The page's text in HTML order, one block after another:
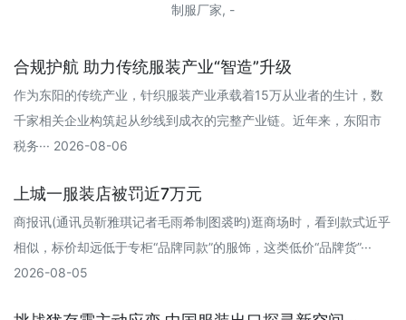
制服厂家, -
合规护航 助力传统服装产业“智造”升级
作为东阳的传统产业，针织服装产业承载着15万从业者的生计，数
千家相关企业构筑起从纱线到成衣的完整产业链。近年来，东阳市
税务··· 2026-08-06
上城一服装店被罚近7万元
商报讯(通讯员靳雅琪记者毛雨希制图裘昀)逛商场时，看到款式近乎
相似，标价却远低于专柜“品牌同款”的服饰，这类低价“品牌货”···
2026-08-05